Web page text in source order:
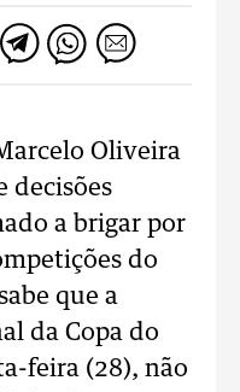
Oliveira
decisões
a brigar por
do
que a
da Copa do
feira (28), não